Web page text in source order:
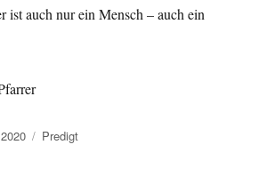
ist auch nur ein Mensch – auch ein
Kategorien
Predigt